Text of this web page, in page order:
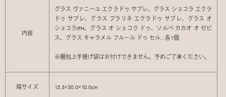
内容
グラス ヴァニーユ エクラドゥ サブレ、グラス ショコラ エクラ
ドゥ サブレ、グラス プラリネ エクラドゥ サブレ、グラス オ
ショコラJPH、グラス オ ショコラ ドゥ、ソルベ カカオ オ ゼピ
ス、グラス キャラメル フルール ドゥ セル...各1個
※梱包上手提げ袋はお付けできません。予めご了承ください。
箱サイズ 15.5×30.0×10.0cm